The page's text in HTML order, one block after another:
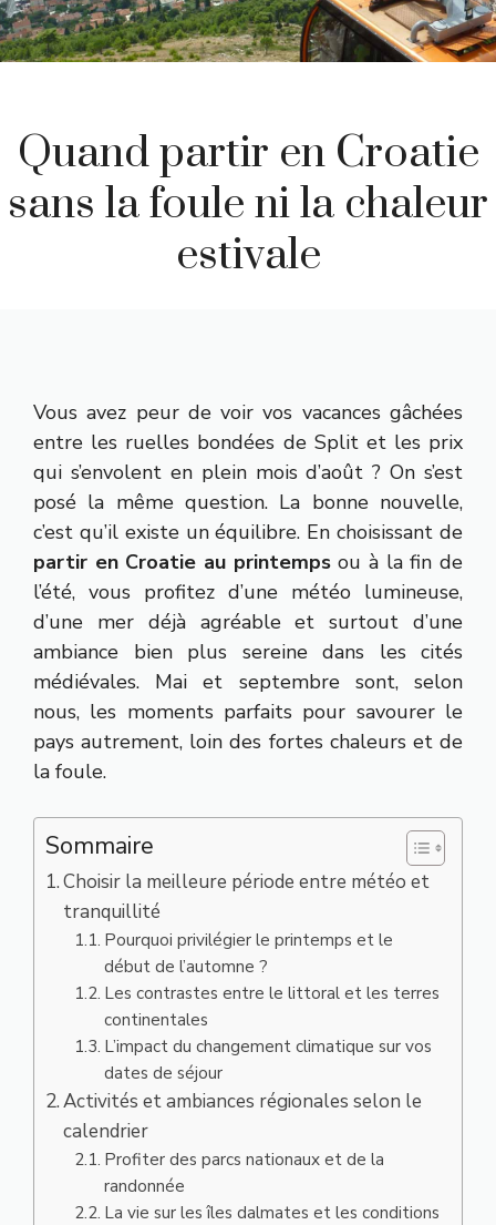
Quand partir en Croatie
sans la foule ni la chaleur
estivale
Vous avez peur de voir vos vacances gâchées
entre les ruelles bondées de Split et les prix
qui s’envolent en plein mois d’août ? On s’est
posé la même question. La bonne nouvelle,
c’est qu’il existe un équilibre. En choisissant de
partir en Croatie au printempsou à la fin de
l’été, vous profitez d’une météo lumineuse,
d’une mer déjà agréable et surtout d’une
ambiance bien plus sereine dans les cités
médiévales. Mai et septembre sont, selon
nous, les moments parfaits pour savourer le
pays autrement, loin des fortes chaleurs et de
la foule.
Sommaire
Choisir la meilleure période entre météo et
tranquillité
Pourquoi privilégier le printemps et le
début de l’automne ?
Les contrastes entre le littoral et les terres
continentales
L’impact du changement climatique sur vos
dates de séjour
Activités et ambiances régionales selon le
calendrier
Profiter des parcs nationaux et de la
randonnée
La vie sur les îles dalmates et les conditions